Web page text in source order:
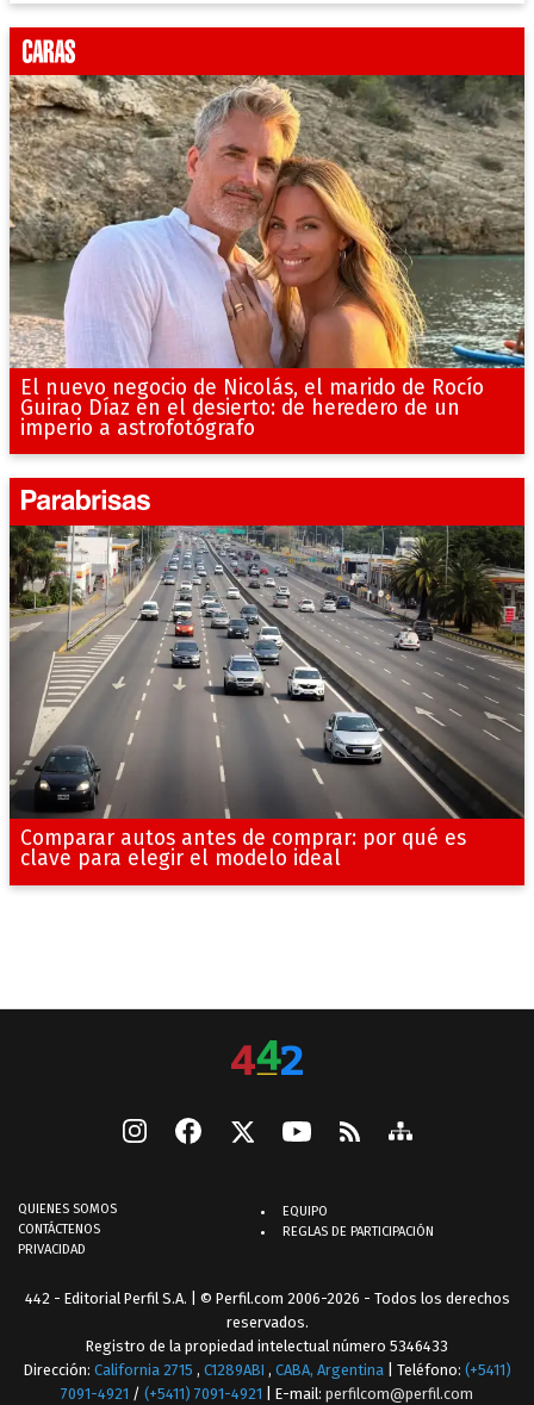
El nuevo negocio de Nicolás, el marido de Rocío
Guirao Díaz en el desierto: de heredero de un
imperio a astrofotógrafo
Comparar autos antes de comprar: por qué es
clave para elegir el modelo ideal
QUIENES SOMOS
CONTÁCTENOS
PRIVACIDAD
EQUIPO
REGLAS DE PARTICIPACIÓN
442 - Editorial Perfil S.A. | © Perfil.com 2006-2026 - Todos los derechos
reservados.
Registro de la propiedad intelectual número 5346433
Dirección: California 2715 , C1289ABI , CABA, Argentina | Teléfono: (+5411)
7091-4921 / (+5411) 7091-4921 | E-mail: perfilcom@perfil.com